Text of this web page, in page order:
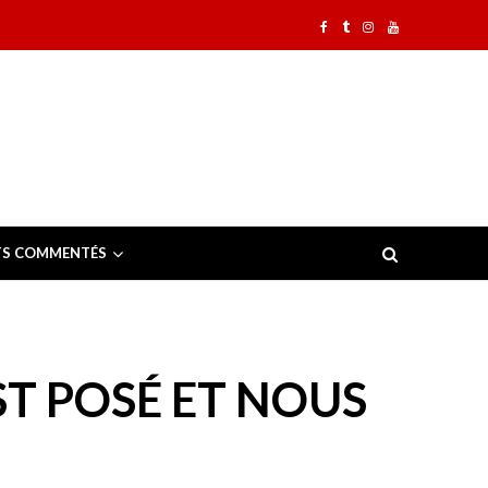
COMMENTÉS
POSÉ ET NOUS